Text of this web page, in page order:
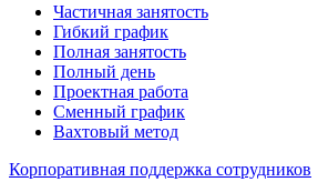
Частичная занятость
Гибкий график
Полная занятость
Полный день
Проектная работа
Сменный график
Вахтовый метод
Корпоративная поддержка сотрудников